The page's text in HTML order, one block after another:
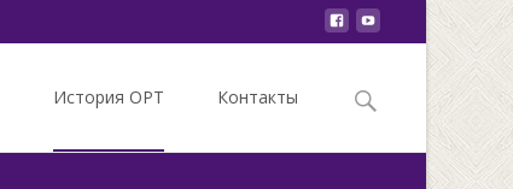
История ОРТ Контакты
Search